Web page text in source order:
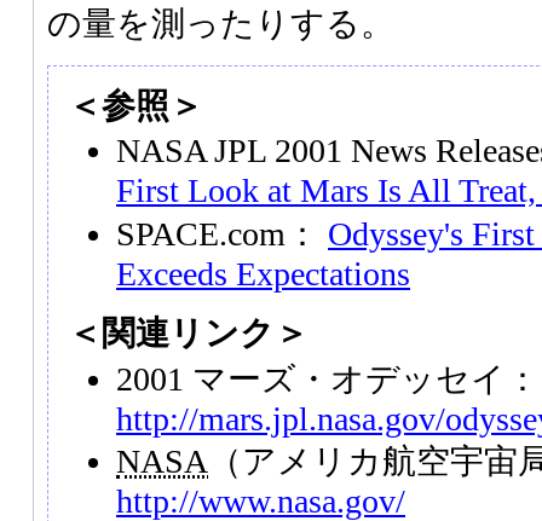
の量を測ったりする。
＜参照＞
NASA JPL 2001 News
First Look at Mars Is All
SPACE.com： Odyssey's
Exceeds Expectations
＜関連リンク＞
2001 マーズ・オデッセイ：
http://mars.jpl.nasa.gov/
NASA （アメリカ航空宇宙
http://www.nasa.gov/